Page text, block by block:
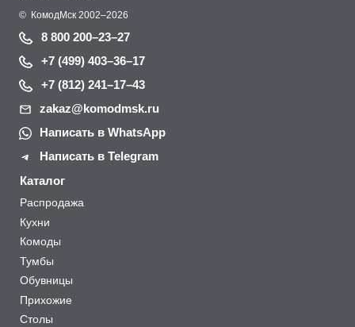
© КомодМск 2002–2026
8 800 200–23–27
+7 (499) 403–36–17
+7 (812) 241–17–43
zakaz@komodmsk.ru
Написать в WhatsApp
Написать в Telegram
Каталог
Распродажа
Кухни
Комоды
Тумбы
Обувницы
Прихожие
Столы